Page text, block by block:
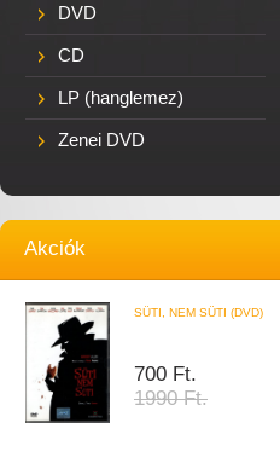
DVD
CD
LP (hanglemez)
Zenei DVD
Akciók
SÜTI, NEM SÜTI (DVD)
700 Ft.
1990 Ft.